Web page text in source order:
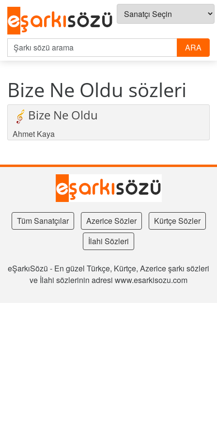
Bize Ne Oldu sözleri
Bize Ne Oldu
Ahmet Kaya
Tüm Sanatçılar Azerice Sözler
Kürtçe Sözler
İlahi Sözleri
eŞarkıSözü - En güzel Türkçe, Kürtçe, Azerice şarkı sözleri
ve İlahi sözlerinin adresi www.esarkisozu.com